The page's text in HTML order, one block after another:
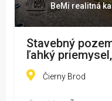
BeMi realitná
Stavebný
ľahký
EVBA
Čierny Brod